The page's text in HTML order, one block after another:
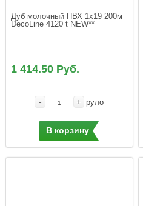
Дуб молочный ПВХ 1x19 200м
DecoLine 4120 t NEW**
1 414.50 Руб.
- + руло
В корзину